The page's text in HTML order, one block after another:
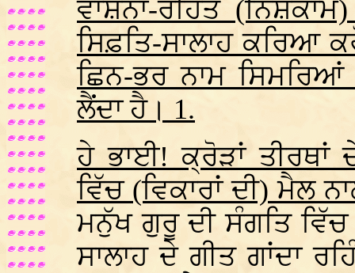
ਵਾਸ਼ਨਾ-ਰਹਿਤ
ਸਿਫ਼ਤਿ-ਸਾਲਾਹ ਕਰਿਆ
ਛਿਨ-ਭਰ ਨਾਮ ਸਿਮਰਿਆਂ
ਲੈਂਦਾ ਹੈ। 1.
ਹੇ ਭਾਈ! ਕ੍ਰੋੜਾਂ
ਵਿੱਚ (ਵਿਕਾਰਾਂ ਦੀ) ਮੈਲ
ਮਨੁੱਖ ਗੁਰੂ ਦੀ ਸੰਗਤਿ ਵਿੱਚ
ਸਾਲਾਹ ਦੇ ਗੀਤ ਗਾਂਦਾ